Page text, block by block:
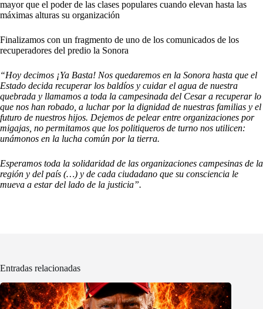
mayor que el poder de las clases populares cuando elevan hasta las
máximas alturas su organización
Finalizamos con un fragmento de uno de los comunicados de los
recuperadores del predio la Sonora
“Hoy decimos ¡Ya Basta! Nos quedaremos en la Sonora hasta que el
Estado decida recuperar los baldíos y cuidar el agua de nuestra
quebrada y llamamos a toda la campesinada del Cesar a recuperar lo
que nos han robado, a luchar por la dignidad de nuestras familias y el
futuro de nuestros hijos. Dejemos de pelear entre organizaciones por
migajas, no permitamos que los politiqueros de turno nos utilicen:
unámonos en la lucha común por la tierra.
Esperamos toda la solidaridad de las organizaciones campesinas de la
región y del país (…) y de cada ciudadano que su consciencia le
mueva a estar del lado de la justicia”.
Entradas relacionadas